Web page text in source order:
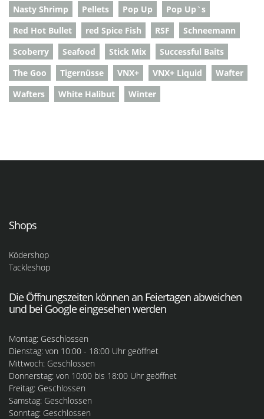
Nasty Shrimp
Pellets Pop Up
Pop Up`s
Red Hot Bullet
red Spice Fish RSF
Schneemann
Scoberry
Seafood Stick Mix
Successful Baits
The Goo
Tigernüsse VNX+ VNX+ Liquid
Wafter
Wafters
White Halibut Winter
Shops
Ködershop
Tackleshop
Die Öffnungszeiten können an Feiertagen abweichen
und bei Google eingesehen werden
Montag: Geschlossen
Dienstag: von 10:00 - 18:00 Uhr geöffnet
Mittwoch: Geschlossen
Donnerstag: von 10:00 bis 18:00 Uhr geöffnet
Freitag: Geschlossen
Samstag: Geschlossen
Sonntag: Geschlossen